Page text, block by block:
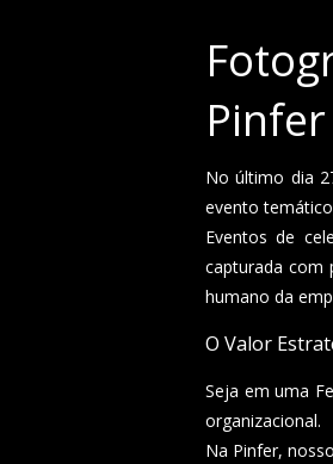
No último dia
evento
Eventos de
capturada com
humano da
O Valor
Seja em uma
organizacional.
Na Pinfer,